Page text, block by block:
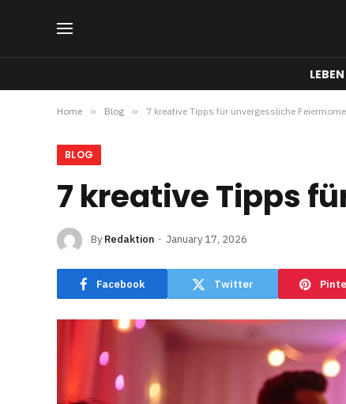
Home » Blog » 7 kreative Tipps für unvergessliche
BLOG
7 kreative Tipps
By Redaktion January 17, 2026
Facebook Twitter